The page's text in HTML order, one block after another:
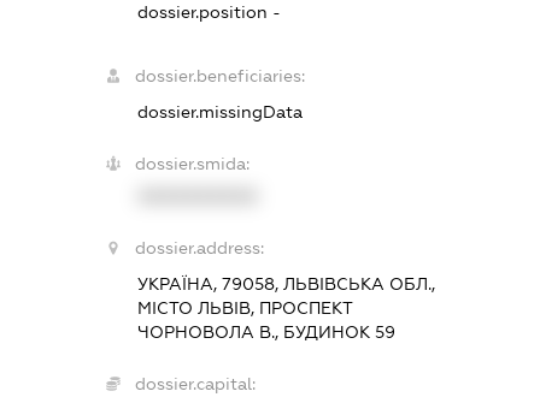
dossier.position -
dossier.beneficiaries:
dossier.missingData
dossier.smida:
dossier.address:
УКРАЇНА, 79058, ЛЬВІВСЬКА ОБЛ.,
МІСТО ЛЬВІВ, ПРОСПЕКТ
ЧОРНОВОЛА В., БУДИНОК 59
dossier.capital: